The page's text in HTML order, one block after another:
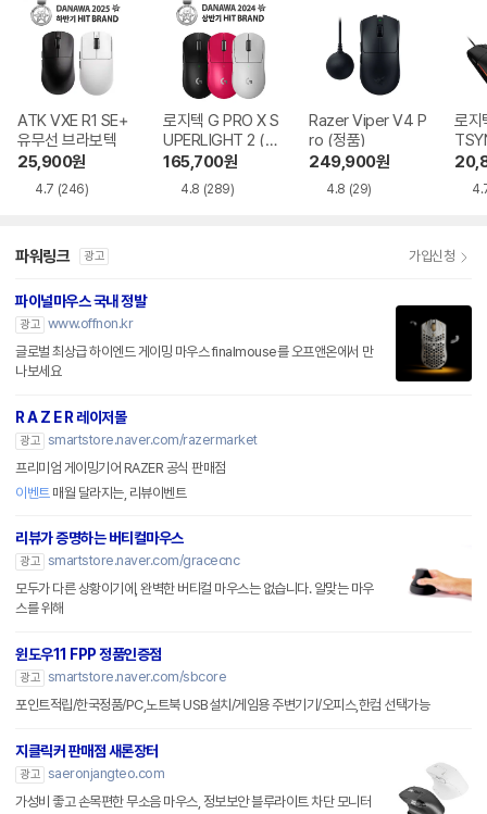
ATK VXE R1 SE+
유무선 브라보텍
25,900원
4.7 (246)
로지텍 G PRO X S
UPERLIGHT 2 (정
품)
165,700원
4.8 (289)
Razer Viper V4 P
ro (정품)
249,900원
4.8 (29)
로지
파워링크 광고 가입신청
파이널마우스 국내 정발
광고 www.offnon.kr
글로벌 최상급 하이엔드 게이밍 마우스 finalmouse를 오프앤온에서 만
나보세요
R A Z E R 레이저몰
광고 smartstore.naver.com/razermarket
프리미엄 게이밍기어 RAZER 공식 판매점
이벤트매월 달라지는, 리뷰이벤트
리뷰가 증명하는 버티컬마우스
광고 smartstore.naver.com/gracecnc
모두가 다른 상황이기에, 완벽한 버티컬 마우스는 없습니다. 알맞는 마우
스를 위해
윈도우11 FPP 정품인증점
광고 smartstore.naver.com/sbcore
포인트적립/한국정품/PC,노트북 USB설치/게임용 주변기기/오피스,한컴 선택가능
지클릭커 판매점 새론장터
광고 saeronjangteo.com
가성비 좋고 손목편한 무소음 마우스, 정보보안 블루라이트 차단 모니터